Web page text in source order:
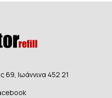
Ιωάννινα 452 21